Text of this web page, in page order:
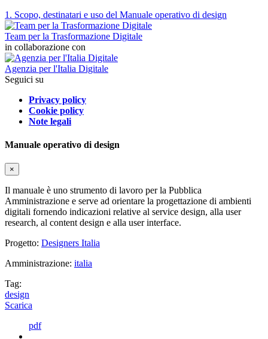
1. Scopo, destinatari e uso del Manuale operativo di design
Team per la Trasformazione Digitale
in collaborazione con
Agenzia per l'Italia Digitale
Seguici su
Privacy policy
Cookie policy
Note legali
Manuale operativo di design
×
Il manuale è uno strumento di lavoro per la Pubblica
Amministrazione e serve ad orientare la progettazione di ambienti
digitali fornendo indicazioni relative al service design, alla user
research, al content design e alla user interface.
Progetto: Designers Italia
Amministrazione: italia
Tag:
design
Scarica
pdf